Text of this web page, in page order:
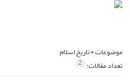
موضوعات =تاریخ اسلام
تعداد مقالات: 2